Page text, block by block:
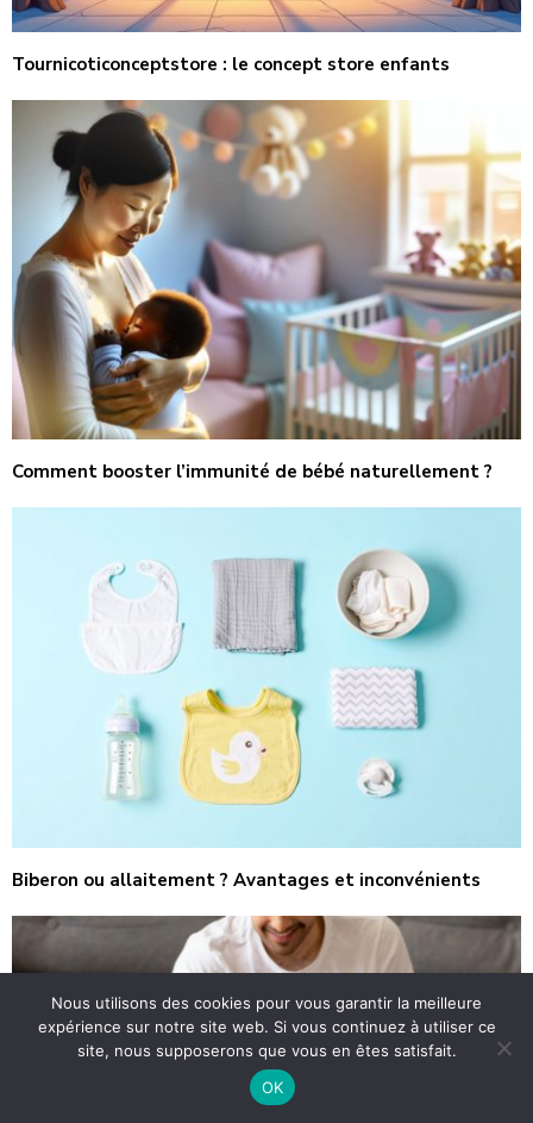
Tournicoticonceptstore : le concept store enfants
Comment booster l’immunité de bébé naturellement ?
Biberon ou allaitement ? Avantages et inconvénients
Nous utilisons des cookies pour vous garantir la meilleure
expérience sur notre site web. Si vous continuez à utiliser ce
site, nous supposerons que vous en êtes satisfait.
OK